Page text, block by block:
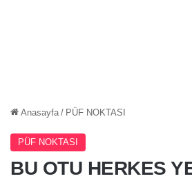
Anasayfa / PÜF NOKTASI
PÜF NOKTASI
BU OTU HERKES